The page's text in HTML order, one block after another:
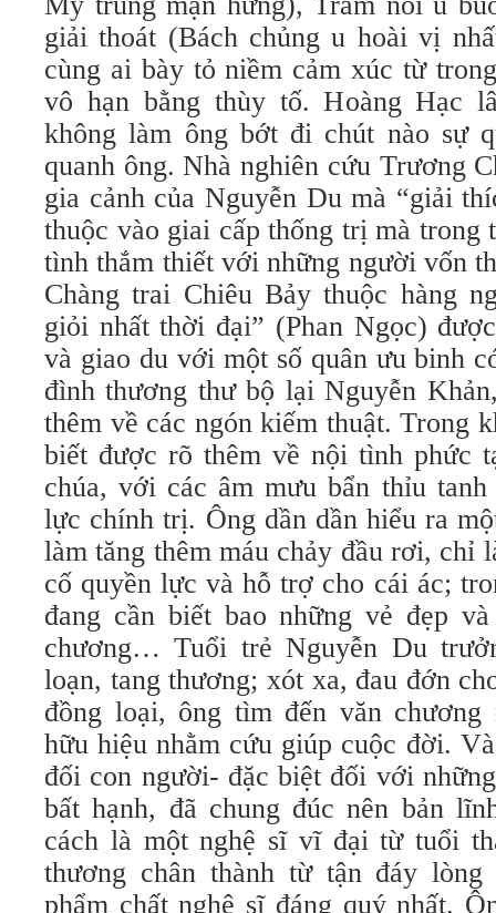
giải thoát (Bách chủng u hoài vị
cùng ai bày tỏ niềm cảm xúc từ
vô hạn bằng thùy tố. Hoàng Hạc
không làm ông bớt đi chút nào sự
quanh ông. Nhà nghiên cứu Trương
gia cảnh của Nguyễn Du mà “giải
thuộc vào giai cấp thống trị mà trong
tình thắm thiết với những người vốn
Chàng trai Chiêu Bảy thuộc hàng
giỏi nhất thời đại” (Phan Ngọc)
và giao du với một số quân ưu binh
đình thương thư bộ lại Nguyễn
thêm về các ngón kiếm thuật. Trong
biết được rõ thêm về nội tình phức
chúa, với các âm mưu bẩn thỉu
lực chính trị. Ông dần dần hiểu ra
làm tăng thêm máu chảy đầu rơi, chỉ
cố quyền lực và hỗ trợ cho cái ác;
đang cần biết bao những vẻ đẹp
chương… Tuổi trẻ Nguyễn Du
loạn, tang thương; xót xa, đau đớn
đồng loại, ông tìm đến văn chương
hữu hiệu nhằm cứu giúp cuộc đời.
đối con người- đặc biệt đối với
bất hạnh, đã chung đúc nên bản
cách là một nghệ sĩ vĩ đại từ tuổi
thương chân thành từ tận đáy
phẩm chất nghệ sĩ đáng quý nhất.